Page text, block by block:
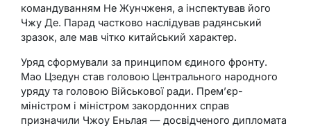
командуванням Не Жунчженя, а інспектував його
Чжу Де. Парад частково наслідував радянський
зразок, але мав чітко китайський характер.
Уряд сформували за принципом єдиного фронту.
Мао Цзедун став головою Центрального народного
уряду та головою Військової ради. Прем’єр-
міністром і міністром закордонних справ
призначили Чжоу Еньлая — досвідченого дипломата